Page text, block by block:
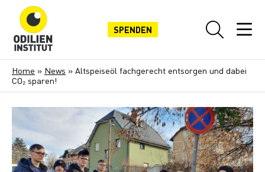
SPENDEN
Home » News » Altspeiseöl fachgerecht entsorgen und dabei
CO₂ sparen!